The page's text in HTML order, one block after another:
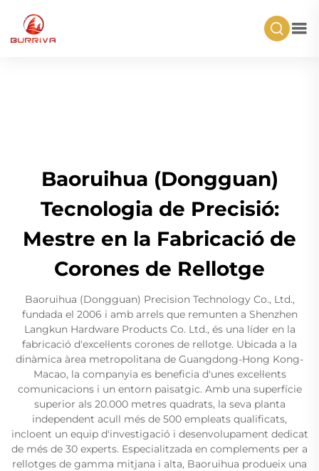
Baoruihua (Dongguan)
Tecnologia de Precisió:
Mestre en la Fabricació de
Corones de Rellotge
Baoruihua (Dongguan) Precision Technology Co., Ltd.,
fundada el 2006 i amb arrels que remunten a Shenzhen
Langkun Hardware Products Co. Ltd., és una líder en la
fabricació d'excel·lents corones de rellotge. Ubicada a la
dinàmica àrea metropolitana de Guangdong-Hong Kong-
Macao, la companyia es beneficia d'unes excel·lents
comunicacions i un entorn paisatgic. Amb una superfície
superior als 20.000 metres quadrats, la seva planta
independent acull més de 500 empleats qualificats,
incloent un equip d'investigació i desenvolupament dedicat
de més de 30 experts. Especialitzada en complements per a
rellotges de gamma mitjana i alta, Baoruihua produeix una